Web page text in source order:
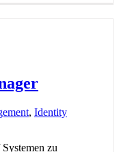
, Identity
zu